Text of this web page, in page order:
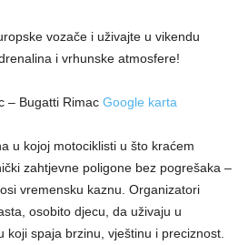
vozače i uživajte u vikendu
i vrhunske atmosfere!
– Bugatti Rimac Google karta
u kojoj motociklisti u što kraćem
zahtjevne poligone bez pogrešaka –
vremensku kaznu. Organizatori
osobito djecu, da uživaju u
koji spaja brzinu, vještinu i preciznost.